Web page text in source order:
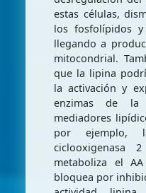
estas células,
los fosfolípidos
llegando a
mitocondrial.
que la lipina
la activación y
enzimas de la
mediadores
por ejemplo,
ciclooxigenasa
metaboliza el
bloquea por